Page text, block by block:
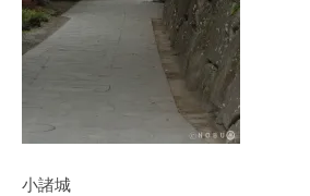
小諸城